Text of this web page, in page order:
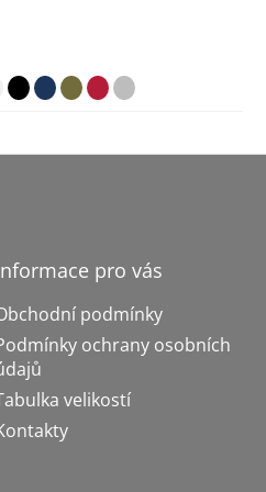
(brand label)
pro vás
podmínky
ochrany osobních
velikostí